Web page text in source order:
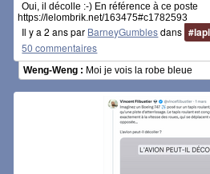
Oui, il décolle :-) En référence à ce poste
https://lelombrik.net/163475#c1782593
Il y a 2 ans par BarneyGumblesdans
50 commentaires
Weng-Weng : Moi je vois la robe bleue